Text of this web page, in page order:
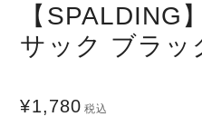
【SPALDING
サック ブラッ
¥1,780 税込